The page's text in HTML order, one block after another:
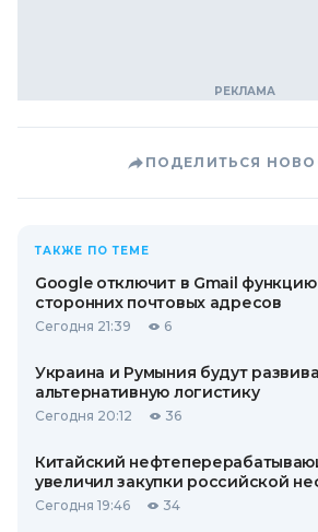
ПОДЕЛИТЬСЯ
ТАКЖЕ ПО ТЕМЕ
Google отключит в Gmail
сторонних почтовых адресов
Сегодня 21:39 6
Украина и Румыния будут
альтернативную логистику
Сегодня 20:12 36
Китайский
увеличил закупки российской
Сегодня 19:46 34